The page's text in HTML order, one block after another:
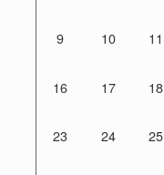
9 10 11
16 17 18
23 24 25